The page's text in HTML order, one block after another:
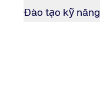
Đào tạo kỹ năng